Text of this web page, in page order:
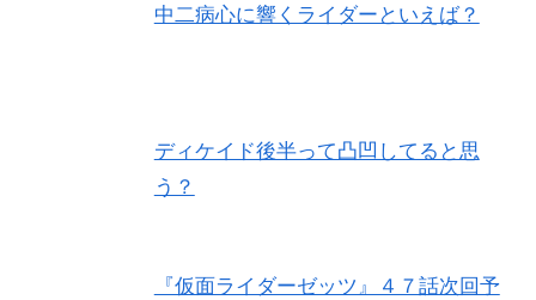
中二病心に響くライダーといえば？
ディケイド後半って凸凹してると思
う？
『仮面ライダーゼッツ』４７話次回予